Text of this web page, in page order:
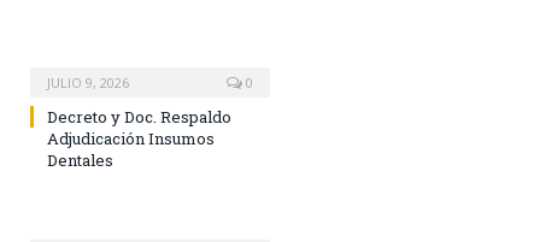
JULIO 9, 2026 0
Decreto y Doc. Respaldo
Adjudicación Insumos
Dentales